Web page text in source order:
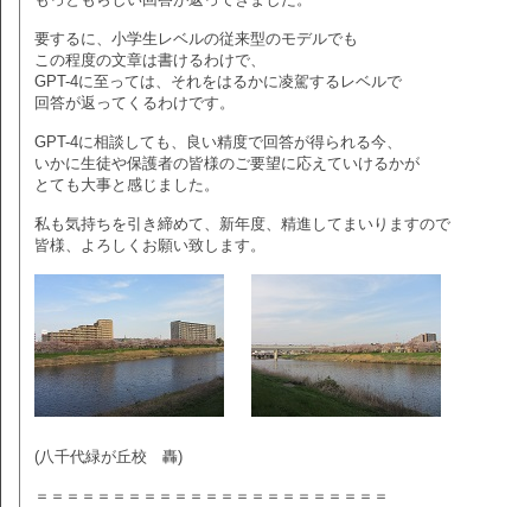
要するに、小学生レベルの従来型のモデルでも
この程度の文章は書けるわけで、
GPT-4に至っては、それをはるかに凌駕するレベルで
回答が返ってくるわけです。
GPT-4に相談しても、良い精度で回答が得られる今、
いかに生徒や保護者の皆様のご要望に応えていけるかが
とても大事と感じました。
私も気持ちを引き締めて、新年度、精進してまいりますので
皆様、よろしくお願い致します。
(八千代緑が丘校 轟)
＝＝＝＝＝＝＝＝＝＝＝＝＝＝＝＝＝＝＝＝＝＝＝